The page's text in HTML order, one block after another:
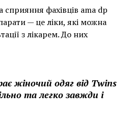
сприяння фахівців ama dp
— це ліки, які можна
з лікарем. До них
жіночий одяг від Twins
та легко завжди і